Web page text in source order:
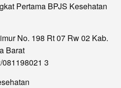
Pertama BPJS Kesehatan
No. 198 Rt 07 Rw 02 Kab.
Barat
3